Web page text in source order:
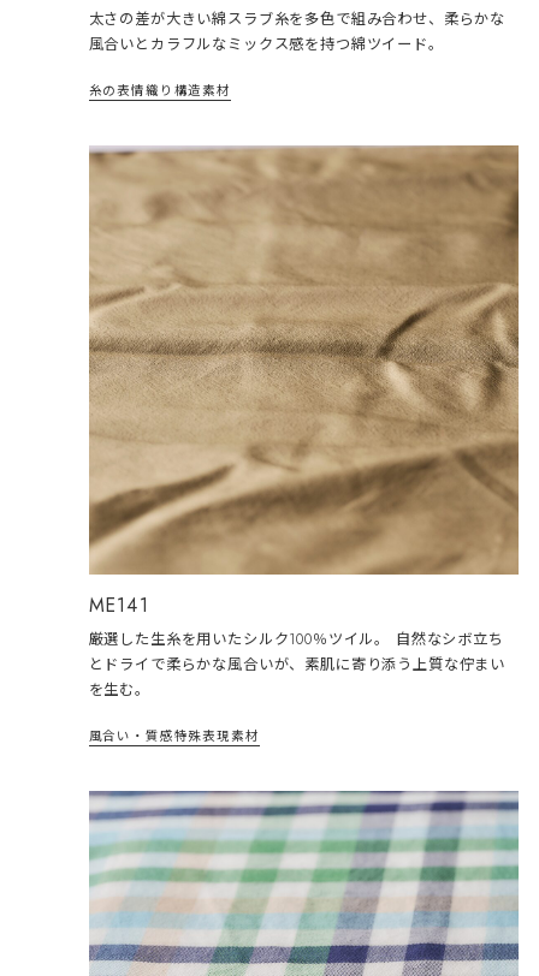
太さの差が大きい綿スラブ糸を多色で組み合わせ、柔らかな
風合いとカラフルなミックス感を持つ綿ツイード。
糸の表情織り構造素材
ME141
厳選した生糸を用いたシルク100％ツイル。 自然なシボ立ち
とドライで柔らかな風合いが、素肌に寄り添う上質な佇まい
を生む。
風合い・質感特殊表現素材